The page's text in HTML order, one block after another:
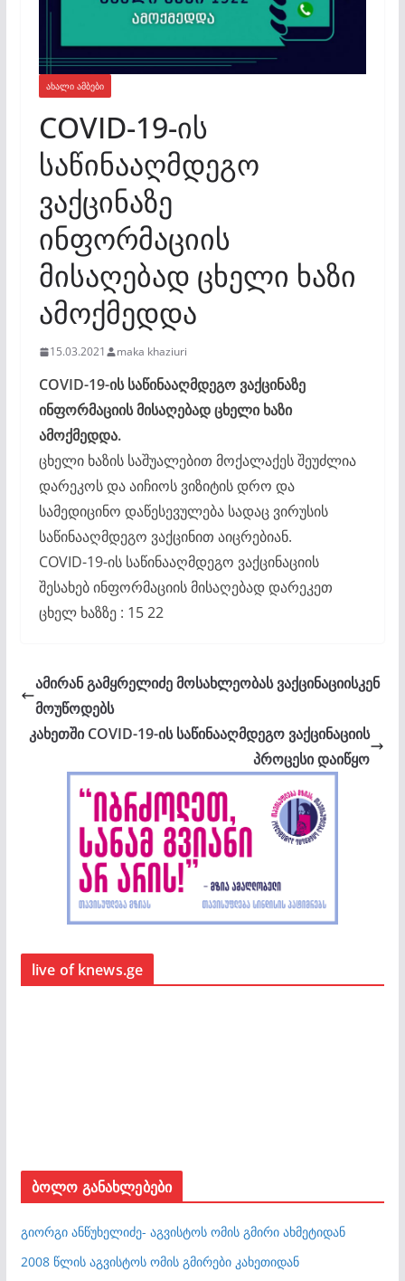
ᲐᲮᲐᲚᲘ ᲐᲛᲑᲔᲑᲘ
COVID-19-ის
საწინააღმდეგო
ვაქცინაზე
ინფორმაციის
მისაღებად ცხელი ხაზი
ამოქმედდა
15.03.2021 maka khaziuri
COVID-19-ის საწინააღმდეგო ვაქცინაზე
ინფორმაციის მისაღებად ცხელი ხაზი
ამოქმედდა.
ცხელი ხაზის საშუალებით მოქალაქეს შეუძლია
დარეკოს და აიჩიოს ვიზიტის დრო და
სამედიცინო დაწესევულება სადაც ვირუსის
საწინააღმდეგო ვაქცინით აიცრებიან.
COVID-19-ის საწინააღმდეგო ვაქცინაციის
შესახებ ინფორმაციის მისაღებად დარეკეთ
ცხელ ხაზზე : 15 22
ამირან გამყრელიძე მოსახლეობას ვაქცინაციისკენ
მოუწოდებს
კახეთში COVID-19-ის საწინააღმდეგო ვაქცინაციის
პროცესი დაიწყო
live of knews.ge
ბოლო განახლებები
გიორგი ანწუხელიძე- აგვისტოს ომის გმირი ახმეტიდან
2008 წლის აგვისტოს ომის გმირები კახეთიდან